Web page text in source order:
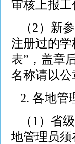
审核上报工
（2）新
注册过的
表”，盖章
名称请以公
2. 各地管
（1）省
地管理员